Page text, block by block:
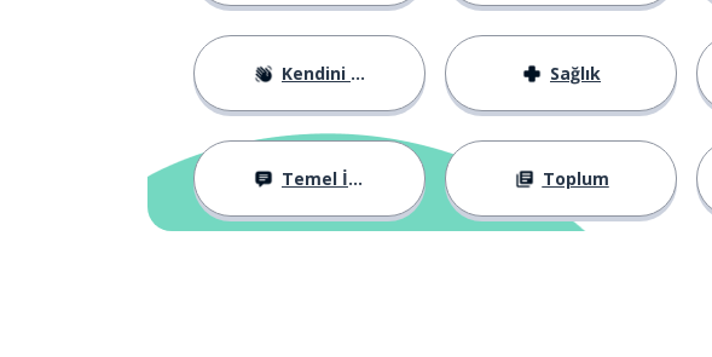
Kendini Tanıtma Sağlık
Temel İfadeler Toplum